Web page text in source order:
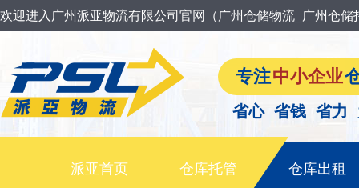
欢迎进入广州派亚物流有限公司官网（广州仓储物流_广州仓
专注中小企业
省心 省钱 省力
派亚首页 仓库托管 仓库出租